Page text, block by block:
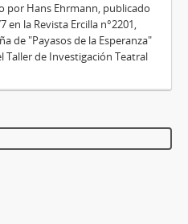
por Hans Ehrmann, publicado
en la Revista Ercilla n°2201,
de "Payasos de la Esperanza"
Taller de Investigación Teatral